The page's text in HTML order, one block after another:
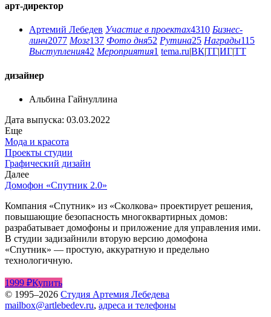
арт-директор
Артемий Лебедев Участие в проектах4310 Бизнес-
линч2077 Мозг137 Фото дня52 Рутина25 Награды115
Выступления42 Мероприятия1 tema.ruВКТГИГТТ
дизайнер
Альбина Гайнуллина
Дата выпуска: 03.03.2022
Еще
Мода и красота
Проекты студии
Графический дизайн
Далее
Домофон «Спутник 2.0»
Компания «Спутник» из «Сколкова» проектирует решения,
повышающие безопасность многоквартирных домов:
разрабатывает домофоны и приложение для управления ими.
В студии задизайнили вторую версию домофона
«Спутник» — простую, аккуратную и предельно
технологичную.
1999 ₽Купить
© 1995–2026 Студия Артемия Лебедева
mailbox@artlebedev.ru, адреса и телефоны